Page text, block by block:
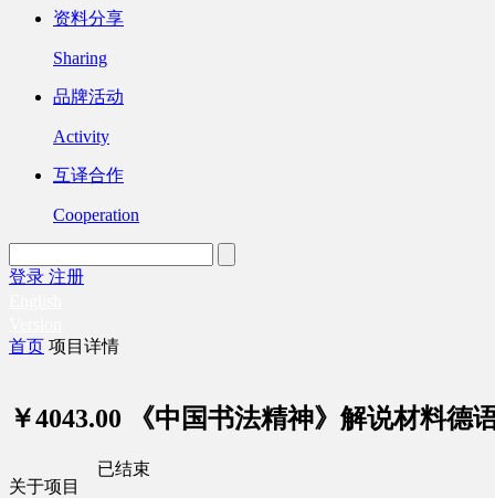
资料分享
Sharing
品牌活动
Activity
互译合作
Cooperation
登录 注册
首页 项目详情
￥4043.00 《中国书法精神》解说材料德
关于项目
已结束